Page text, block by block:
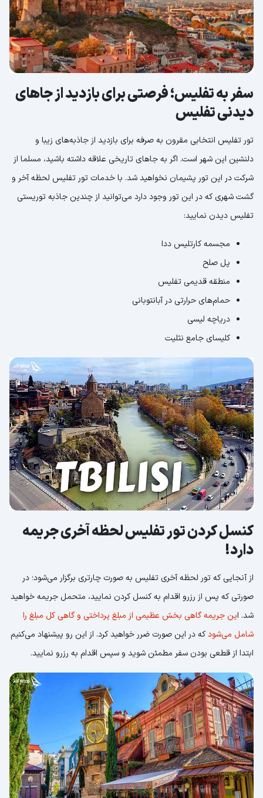
سفر به تفلیس؛ فرصتی برای بازدید از جاهای
دیدنی تفلیس
تور تفلیس انتخابی مقرون به صرفه برای بازدید از جاذبه‌های زیبا و
دلنشین این شهر است. اگر به جاهای تاریخی علاقه داشته باشید، مسلما از
شرکت در این تور پشیمان نخواهید شد. با خدمات تور تفلیس لحظه آخر و
گشت شهری که در این تور وجود دارد می‌توانید از چندین جاذبه توریستی
تفلیس دیدن نمایید:
مجسمه کارتلیس ددا
پل صلح
منطقه قدیمی تفلیس
حمام‌های حرارتی در آبانتوبانی
دریاچه لیسی
کلیسای جامع نثلیت
کنسل کردن تور تفلیس لحظه آخری جریمه
دارد!
از آنجایی که تور لحظه آخری تفلیس به صورت چارتری برگزار می‌شود؛ در
صورتی که پس از رزرو اقدام به کنسل کردن نمایید، متحمل جریمه خواهید
شد. این جریمه گاهی بخش عظیمی از مبلغ پرداختی و گاهی کل مبلغ را
شامل می‌شودکه در این صورت ضرر خواهید کرد. از این رو پیشنهاد می‌کنیم
ابتدا از قطعی بودن سفر مطمئن شوید و سپس اقدام به رزرو نمایید.